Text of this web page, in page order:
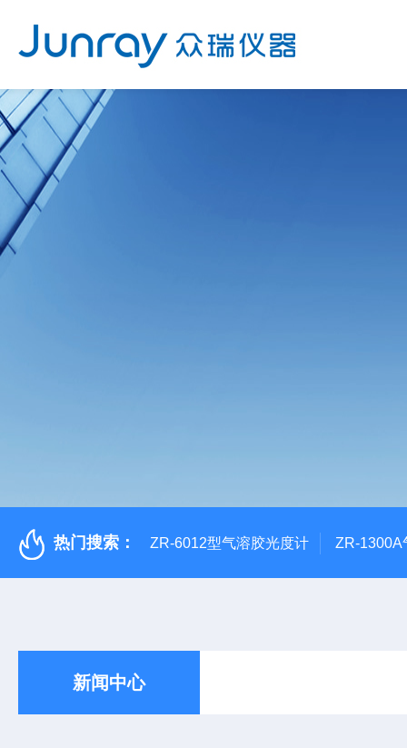
热门搜索： ZR-6012型气溶胶光度计 ZR-1300A
新闻中心